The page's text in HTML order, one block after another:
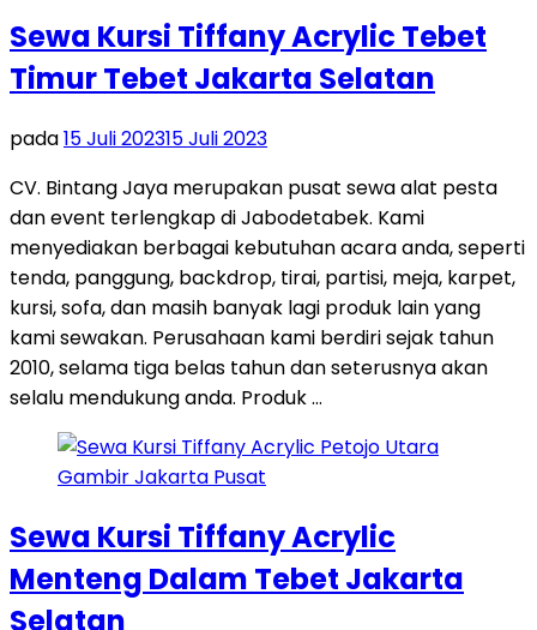
Sewa Kursi Tiffany Acrylic Tebet
Timur Tebet Jakarta Selatan
pada15 Juli 202315 Juli 2023
CV. Bintang Jaya merupakan pusat sewa alat pesta
dan event terlengkap di Jabodetabek. Kami
menyediakan berbagai kebutuhan acara anda, seperti
tenda, panggung, backdrop, tirai, partisi, meja, karpet,
kursi, sofa, dan masih banyak lagi produk lain yang
kami sewakan. Perusahaan kami berdiri sejak tahun
2010, selama tiga belas tahun dan seterusnya akan
selalu mendukung anda. Produk …
Sewa Kursi Tiffany Acrylic
Menteng Dalam Tebet Jakarta
Selatan